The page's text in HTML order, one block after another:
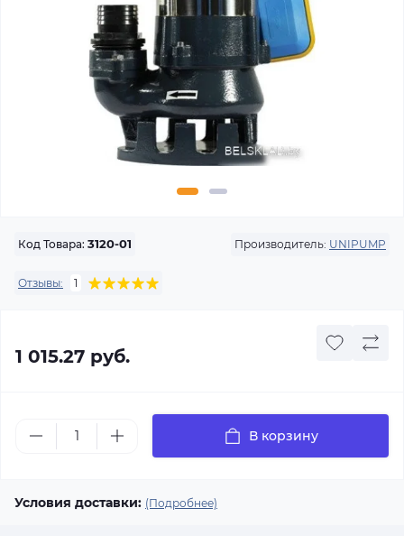
Код Товара: 3120-01 Производитель: UNIPUMP
Отзывы: 1
1 015.27 руб.
В корзину
Условия доставки: (Подробнее)